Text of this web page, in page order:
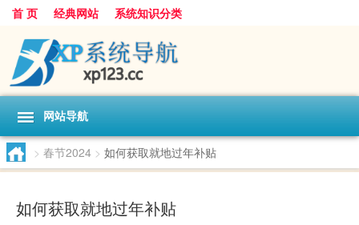
首 页 经典网站 系统知识分类
网站导航
> 春节2024 > 如何获取就地过年补贴
如何获取就地过年补贴